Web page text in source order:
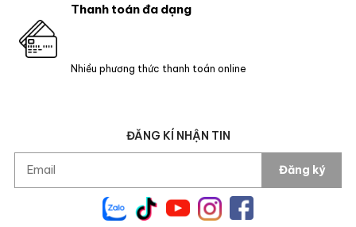
Thanh toán đa dạng
Nhiều phương thức thanh toán online
ĐĂNG KÍ NHẬN TIN
Đăng ký